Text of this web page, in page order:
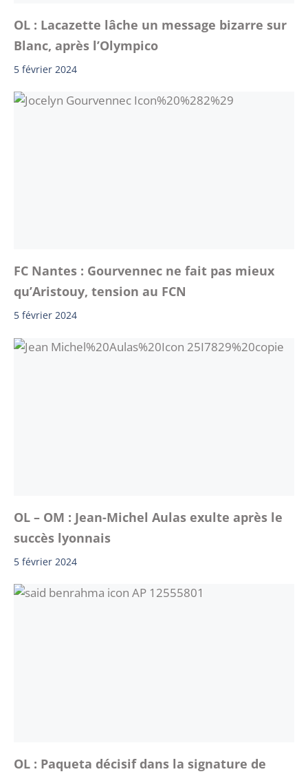
OL : Lacazette lâche un message bizarre sur
Blanc, après l’Olympico
5 février 2024
FC Nantes : Gourvennec ne fait pas mieux
qu’Aristouy, tension au FCN
5 février 2024
OL – OM : Jean-Michel Aulas exulte après le
succès lyonnais
5 février 2024
OL : Paqueta décisif dans la signature de